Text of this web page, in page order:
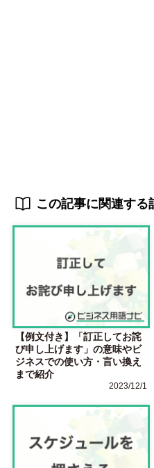
この記事に関連する
【例文付き】「訂正してお詫
び申し上げます」の意味やビ
ジネスでの使い方・言い換え
まで紹介
2023/12/1